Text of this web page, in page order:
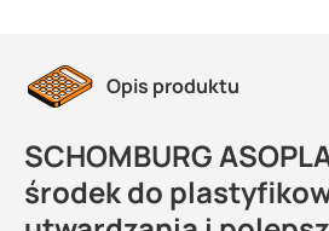
Opis produktu
SCHOMBURG
środek do